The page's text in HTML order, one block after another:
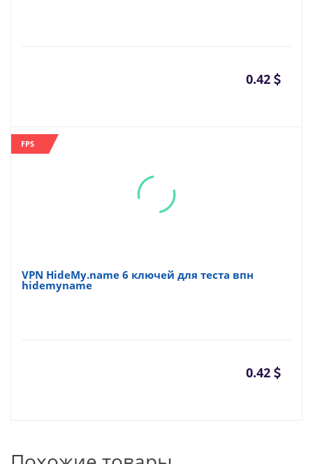
0.42
FPS
VPN HideMy.name 6 ключей для теста впн
hidemyname
0.42